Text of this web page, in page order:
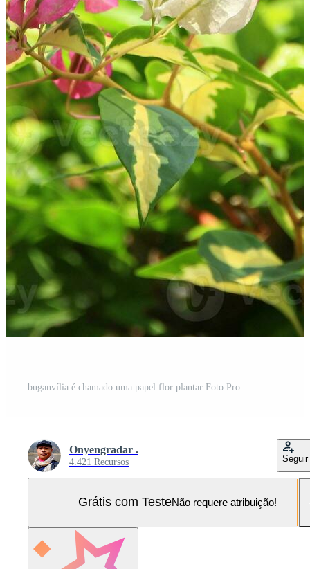
buganvília é chamado uma papel flor plantar Foto Pro
Onyengradar .
4.421 Recursos Seguir
Grátis com TesteNão requere atribuição!